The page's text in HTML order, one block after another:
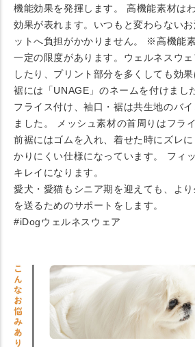
機能効果を発揮します。 高機能素材は
効果が表れます。いつもと変わらない
ットへ負担がかかりません。 ※高機能
一定の限度があります。ウェルネスウ
したり、プリント部分を多くしても効果
裾には「UNAGE」のネームを付けまし
フライス付け、袖口・裾は共生地のバ
ました。 メッシュ素材の首周りはフラ
前裾にはゴムを入れ、着せた時にズレ
かりにくい仕様になっています。 フィ
キレイになります。
愛犬・愛猫もシニア期を迎えても、よ
を送るためのサポートをします。
#iDogウェルネスウェア